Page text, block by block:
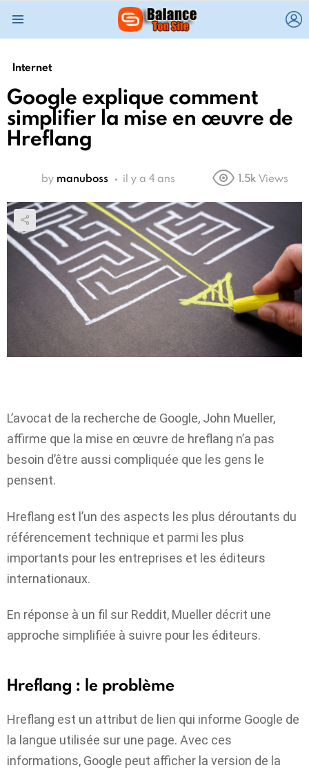
Internet
Google explique comment
simplifier la mise en œuvre de
Hreflang
by manuboss il y a 4 ans 1.5k Views
L’avocat de la recherche de Google, John Mueller,
affirme que la mise en œuvre de hreflang n’a pas
besoin d’être aussi compliquée que les gens le
pensent.
Hreflang est l’un des aspects les plus déroutants du
référencement technique et parmi les plus
importants pour les entreprises et les éditeurs
internationaux.
En réponse à un fil sur Reddit, Mueller décrit une
approche simplifiée à suivre pour les éditeurs.
Hreflang : le problème
Hreflang est un attribut de lien qui informe Google de
la langue utilisée sur une page. Avec ces
informations, Google peut afficher la version de la